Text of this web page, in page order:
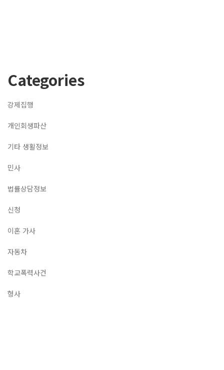
Categories
강제집행
개인회생파산
기타 생활정보
민사
법률상담정보
신청
이혼 가사
자동차
학교폭력사건
형사